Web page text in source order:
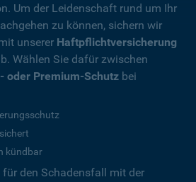
Um der Leidenschaft rund um Ihr
zu können, sichern wir
unserer Haftpflichtversicherung
Wählen Sie dafür zwischen
oder Premium-Schutz bei
kündbar
den Schadensfall mit der